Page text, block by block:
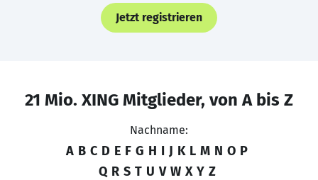
Jetzt registrieren
21 Mio. XING Mitglieder, von A bis Z
Nachname:
A B C D E F G H I J K L M N O P
Q R S T U V W X Y Z